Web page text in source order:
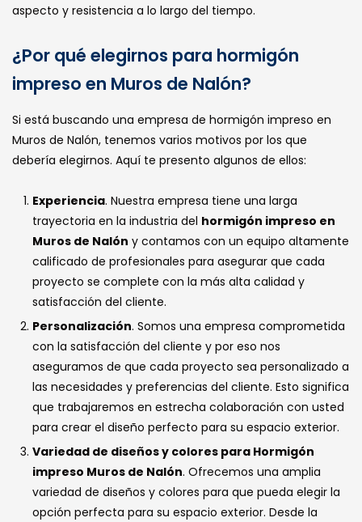
aspecto y resistencia a lo largo del tiempo.
¿Por qué elegirnos para hormigón
impreso en Muros de Nalón?
Si está buscando una empresa de hormigón impreso en
Muros de Nalón, tenemos varios motivos por los que
debería elegirnos. Aquí te presento algunos de ellos:
Experiencia. Nuestra empresa tiene una larga
trayectoria en la industria del hormigón impreso en
Muros de Nalón y contamos con un equipo altamente
calificado de profesionales para asegurar que cada
proyecto se complete con la más alta calidad y
satisfacción del cliente.
Personalización. Somos una empresa comprometida
con la satisfacción del cliente y por eso nos
aseguramos de que cada proyecto sea personalizado a
las necesidades y preferencias del cliente. Esto significa
que trabajaremos en estrecha colaboración con usted
para crear el diseño perfecto para su espacio exterior.
Variedad de diseños y colores para Hormigón
impreso Muros de Nalón. Ofrecemos una amplia
variedad de diseños y colores para que pueda elegir la
opción perfecta para su espacio exterior. Desde la